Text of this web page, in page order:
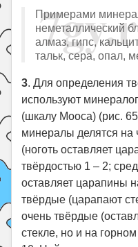
Примерами
неметаллический
алмаз, гипс,
тальк, сера, опал,
3. Для определения
используют
(шкалу Мооса) (рис.
минералы делятся на
(ноготь оставляет
твёрдостью 1 – 2;
оставляет царапины
твёрдые (царапают
очень твёрдые
стекле, но и на